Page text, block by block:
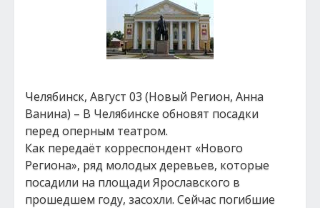
Челябинск, Август 03 (Новый Регион, Анна
Ванина) – В Челябинске обновят посадки
перед оперным театром.
Как передаёт корреспондент «Нового
Региона», ряд молодых деревьев, которые
посадили на площади Ярославского в
прошедшем году, засохли. Сейчас погибшие